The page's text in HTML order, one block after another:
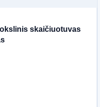
skaičiuotuvas